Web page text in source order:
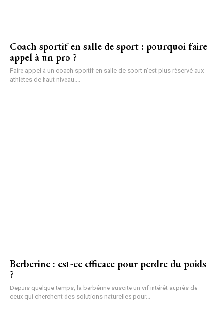
Coach sportif en salle de sport : pourquoi faire
appel à un pro ?
Faire appel à un coach sportif en salle de sport n’est plus réservé aux
athlètes de haut niveau....
Berberine : est-ce efficace pour perdre du poids
?
Depuis quelque temps, la berbérine suscite un vif intérêt auprès de
ceux qui cherchent des solutions naturelles pour...